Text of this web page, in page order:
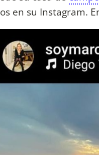
en su Instagram.